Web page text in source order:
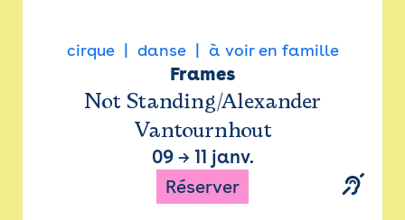
cirque danse à voir en famille
Frames
Not Standing/Alexander
Vantournhout
09→ 11 janv.
Réserver